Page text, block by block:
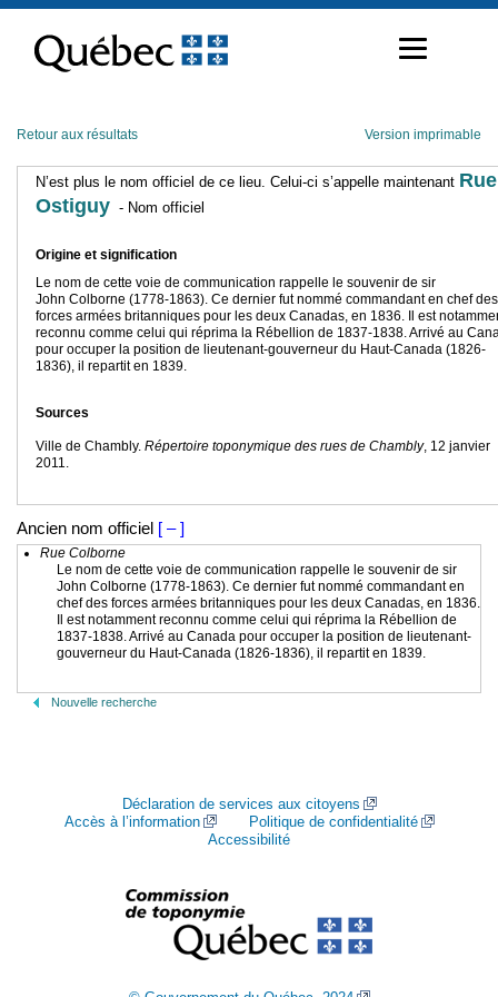
contenu
Retour aux résultats Version imprimable
N’est plus le nom officiel de ce lieu. Celui-ci s’appelle maintenant Rue
Ostiguy - Nom officiel
Origine et signification
Le nom de cette voie de communication rappelle le souvenir de sir
John Colborne (1778-1863). Ce dernier fut nommé commandant en chef des
forces armées britanniques pour les deux Canadas, en 1836. Il est
reconnu comme celui qui réprima la Rébellion de 1837-1838. Arrivé au
pour occuper la position de lieutenant-gouverneur du Haut-Canada (1826-
1836), il repartit en 1839.
Sources
Ville de Chambly. Répertoire toponymique des rues de Chambly, 12 janvier
2011.
Ancien nom officiel [ – ]
Rue Colborne
Le nom de cette voie de communication rappelle le souvenir de sir
John Colborne (1778-1863). Ce dernier fut nommé commandant en
chef des forces armées britanniques pour les deux Canadas, en 1836.
Il est notamment reconnu comme celui qui réprima la Rébellion de
1837-1838. Arrivé au Canada pour occuper la position de lieutenant-
gouverneur du Haut-Canada (1826-1836), il repartit en 1839.
Nouvelle recherche
Déclaration de services aux citoyens
Accès à l’information
Politique de confidentialité
Accessibilité